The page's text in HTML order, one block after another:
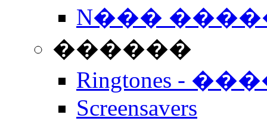
N���
������
Ringtones -
Screensavers